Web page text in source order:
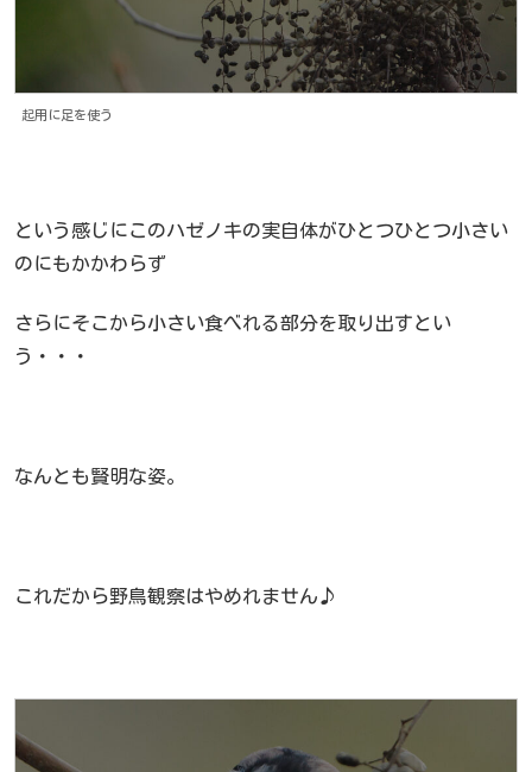
起用に足を使う
という感じにこのハゼノキの実自体がひとつひとつ小さい
のにもかかわらず
さらにそこから小さい食べれる部分を取り出すとい
う・・・
なんとも賢明な姿。
これだから野鳥観察はやめれません♪